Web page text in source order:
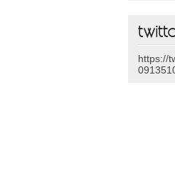
https://